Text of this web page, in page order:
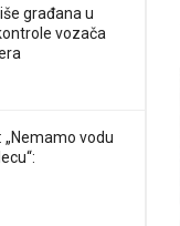
građana u
vozača
vodu